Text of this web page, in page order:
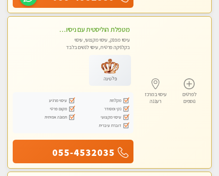
לפרטים
נוספים
עיסוי במרכז
רעננה
מטפלת הוליסטית עם ניסיון מעל עשור. עיסוי הוליסטי לגוף ולנשמה עם שמנים חמים מתאים: לגברים/נשים ונשים בהריון . ומקצועית ברמה גבוהה
עיסוי מפנק, עיסוי מקצועי, עיסוי
בקלניקה פרטית, עיסוי לנשים בלבד
פלטינה
מקלחת
עיסוי מרגיע
נקי ומסודר
מקום פרטי
עיסוי מקצועי
תמונה אמיתית
דוברת עיברית
055-4532035